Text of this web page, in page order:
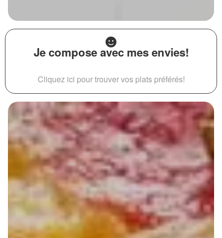
Je compose avec mes envies!
Cliquez ici pour trouver vos plats préférés!